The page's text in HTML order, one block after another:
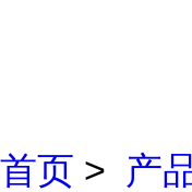
首页 > 产